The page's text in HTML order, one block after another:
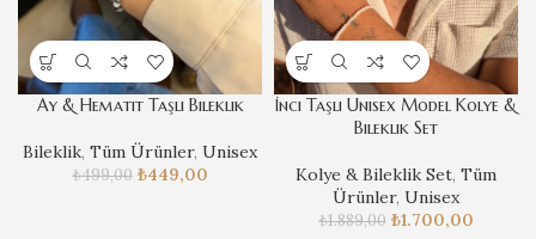
Ay & Hematit Taşlı Bileklik
Bileklik, Tüm Ürünler, Unisex
₺499,00 ₺449,00
İnci Taşlı Unisex Model Kolye &
Bileklik Set
Kolye & Bileklik Set, Tüm
Ürünler, Unisex
₺1.889,00 ₺1.700,00